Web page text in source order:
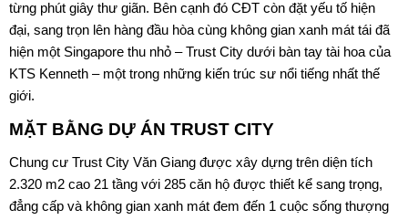
từng phút giây thư giãn. Bên cạnh đó CĐT còn đặt yếu tố hiện
đại, sang trọn lên hàng đầu hòa cùng không gian xanh mát tái đã
hiện một Singapore thu nhỏ – Trust City dưới bàn tay tài hoa của
KTS Kenneth – một trong những kiến trúc sư nổi tiếng nhất thế
giới.
MẶT BẰNG DỰ ÁN TRUST CITY
Chung cư Trust City Văn Giang được xây dựng trên diện tích
2.320 m2 cao 21 tầng với 285 căn hộ được thiết kể sang trọng,
đẳng cấp và không gian xanh mát đem đến 1 cuộc sống thượng